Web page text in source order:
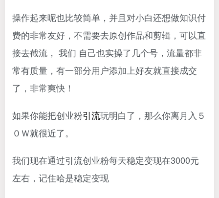
操作起来呢也比较简单，并且对小白还想做知识付
费的非常友好，不需要去原创作品和剪辑，可以直
接去截流， 我们 自己也实操了几个号，流量都非
常有质量，有一部分用户添加上好友就直接成交
了，非常爽快！
如果你能把创业粉引流玩明白了，那么你离月入５
０Ｗ就很近了。
我们现在通过引流创业粉每天稳定变现在3000元
左右，记住哈是稳定变现